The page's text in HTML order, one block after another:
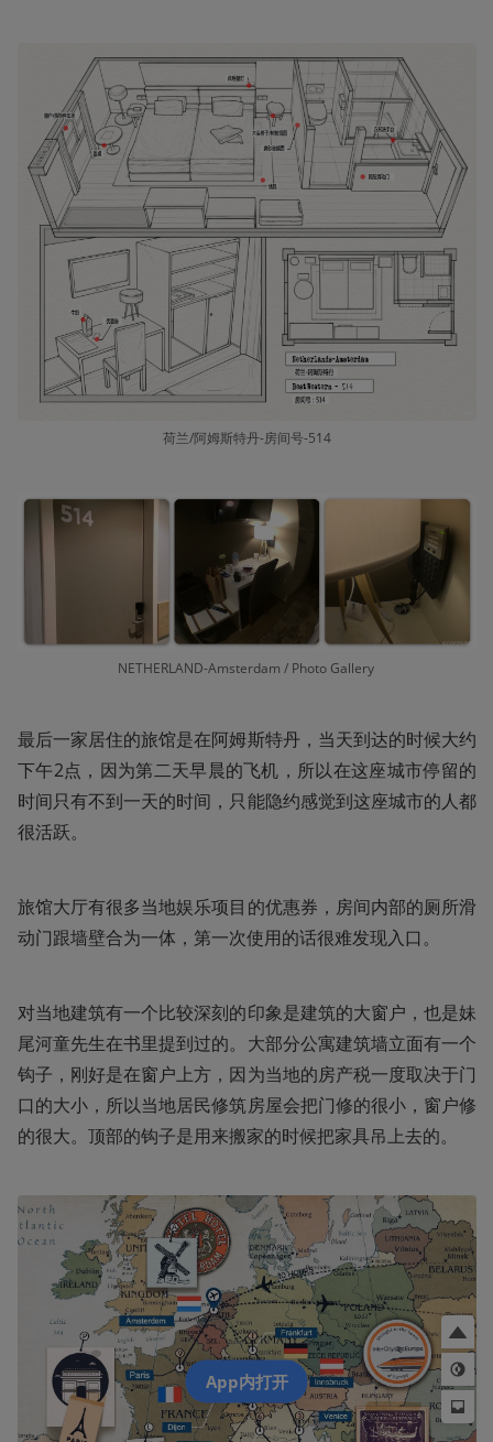
荷兰/阿姆斯特丹-房间号-514
NETHERLAND-Amsterdam / Photo Gallery
最后一家居住的旅馆是在阿姆斯特丹，当天到达的时候大约
下午2点，因为第二天早晨的飞机，所以在这座城市停留的
时间只有不到一天的时间，只能隐约感觉到这座城市的人都
很活跃。
旅馆大厅有很多当地娱乐项目的优惠券，房间内部的厕所滑
动门跟墙壁合为一体，第一次使用的话很难发现入口。
对当地建筑有一个比较深刻的印象是建筑的大窗户，也是妹
尾河童先生在书里提到过的。大部分公寓建筑墙立面有一个
钩子，刚好是在窗户上方，因为当地的房产税一度取决于门
口的大小，所以当地居民修筑房屋会把门修的很小，窗户修
的很大。顶部的钩子是用来搬家的时候把家具吊上去的。
App内打开